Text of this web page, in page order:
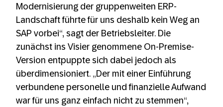
Modernisierung der gruppenweiten ERP-
Landschaft führte für uns deshalb kein Weg an
SAP vorbei“, sagt der Betriebsleiter. Die
zunächst ins Visier genommene On-Premise-
Version entpuppte sich dabei jedoch als
überdimensioniert. „Der mit einer Einführung
verbundene personelle und finanzielle Aufwand
war für uns ganz einfach nicht zu stemmen“,